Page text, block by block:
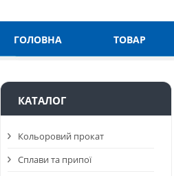
ГОЛОВНА ТОВАР
КАТАЛОГ
Кольоровий прокат
Сплави та припої